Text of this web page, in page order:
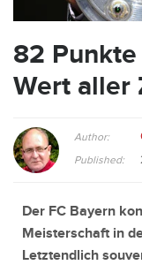
82
Wert aller
Author:
Published:
Der FC Bayern
Meisterschaft in
Letztendlich